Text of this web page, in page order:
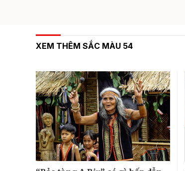
XEM THÊM SẮC MÀU 54